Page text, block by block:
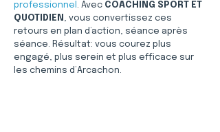
professionnel . Avec COACHING SPORT ET
QUOTIDIEN , vous convertissez ces
retours en plan d’action, séance après
séance. Résultat: vous courez plus
engagé, plus serein et plus efficace sur
les chemins d’Arcachon.